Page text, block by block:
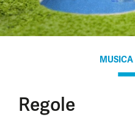
MUSICA
Regole